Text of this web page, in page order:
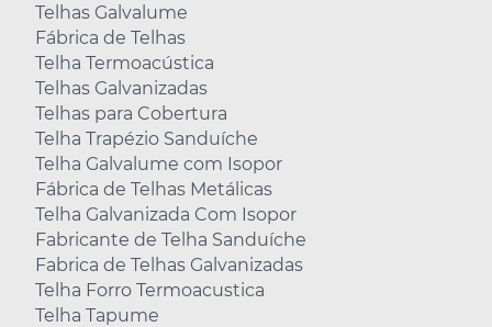
Telhas Galvalume
Fábrica de Telhas
Telha Termoacústica
Telhas Galvanizadas
Telhas para Cobertura
Telha Trapézio Sanduíche
Telha Galvalume com Isopor
Fábrica de Telhas Metálicas
Telha Galvanizada Com Isopor
Fabricante de Telha Sanduíche
Fabrica de Telhas Galvanizadas
Telha Forro Termoacustica
Telha Tapume